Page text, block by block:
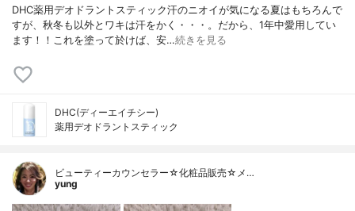
DHC薬用デオドラントスティック汗のニオイが気になる夏はもちろんで
すが、秋冬も以外とワキは汗をかく・・・。だから、1年中愛用してい
ます！！これを塗って於けば、安…続きを見る
DHC(ディーエイチシー)
薬用デオドラントスティック
ビューティーカウンセラー☆化粧品販売☆メ…
yung